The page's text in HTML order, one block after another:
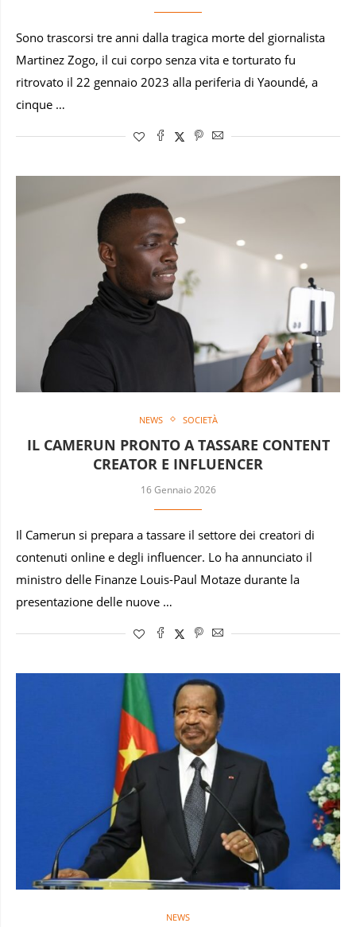
Sono trascorsi tre anni dalla tragica morte del giornalista
Martinez Zogo, il cui corpo senza vita e torturato fu
ritrovato il 22 gennaio 2023 alla periferia di Yaoundé, a
cinque …
NEWS SOCIETÀ
IL CAMERUN PRONTO A TASSARE CONTENT
CREATOR E INFLUENCER
16 Gennaio 2026
Il Camerun si prepara a tassare il settore dei creatori di
contenuti online e degli influencer. Lo ha annunciato il
ministro delle Finanze Louis-Paul Motaze durante la
presentazione delle nuove …
NEWS